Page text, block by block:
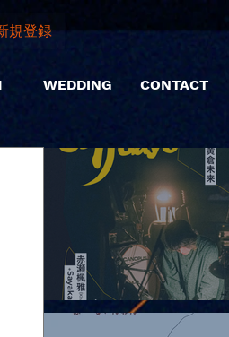
規登録
WEDDING CONTACT
2026.08.06 |【観覧】hamachiまつり2026